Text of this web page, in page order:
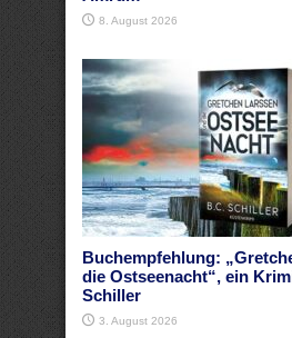
8. August 2026
Buchempfehlung:
die Ostseenacht“, ein
Schiller
3. August 2026